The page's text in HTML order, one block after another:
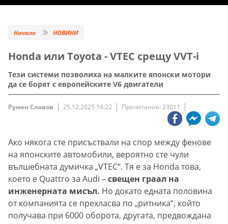
Начало НОВИНИ
Honda или Toyota - VTEC срещу VVT-i
Тези системи позволиха на малките японски мотори
да се борят с европейските V6 двигатели
Румен Славов 25.12.2025 14:22 Прочитания: 23011
Ако някога сте присъствали на спор между фенове
на японските автомобили, вероятно сте чули
вълшебната думичка „VTEC“. Тя е за Honda това,
което е Quattro за Audi –свещен граал на
инженерната мисъл. Но докато едната половина
от компанията се прехласва по „ритника“, който
получава при 6000 оборота, другата, предвождана